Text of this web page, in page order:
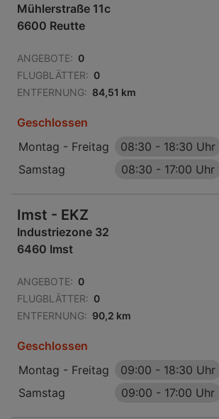
Mühlerstraße 11c
6600 Reutte
ANGEBOTE: 0
FLUGBLÄTTER: 0
ENTFERNUNG: 84,51 km
Geschlossen
Montag - Freitag
08:30 - 18:30 Uhr
Samstag
08:30 - 17:00 Uhr
Imst - EKZ
Industriezone 32
6460 Imst
ANGEBOTE: 0
FLUGBLÄTTER: 0
ENTFERNUNG: 90,2 km
Geschlossen
Montag - Freitag
09:00 - 18:30 Uhr
Samstag
09:00 - 17:00 Uhr